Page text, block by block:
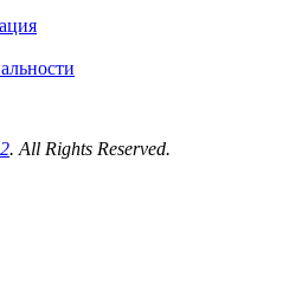
. All Rights Reserved.